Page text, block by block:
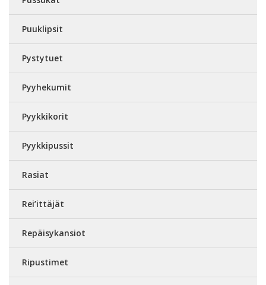
Puuklipsit
Pystytuet
Pyyhekumit
Pyykkikorit
Pyykkipussit
Rasiat
Rei’ittäjät
Repäisykansiot
Ripustimet